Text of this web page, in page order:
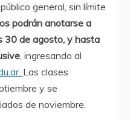
general, sin límite
podrán anotarse a
30 de agosto, y hasta
, ingresando al
Las clases
y se
de noviembre.